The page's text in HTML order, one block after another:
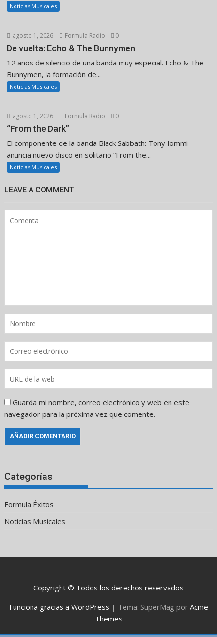
Noticias Musicales
agosto 1, 2026 Formula Radio 0
De vuelta: Echo & The Bunnymen
12 años de silencio de una banda muy especial. Echo & The
Bunnymen, la formación de...
Noticias Musicales
agosto 1, 2026 Formula Radio 0
“From the Dark”
El componente de la banda Black Sabbath: Tony Iommi
anuncia nuevo disco en solitario “From the...
Noticias Musicales
LEAVE A COMMENT
Guarda mi nombre, correo electrónico y web en este
navegador para la próxima vez que comente.
Categorías
Formula Éxitos
Noticias Musicales
Copyright © Todos los derechos reservados
Funciona gracias a WordPress | Tema: SuperMag por Acme
Themes